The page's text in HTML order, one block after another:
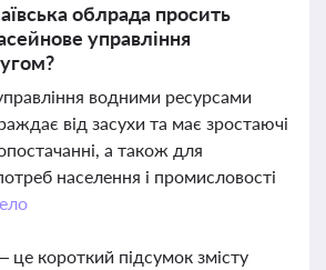
облрада просить
управління
водними ресурсами
від засухи та має зростаючі
а також для
населення і промисловості
короткий підсумок змісту